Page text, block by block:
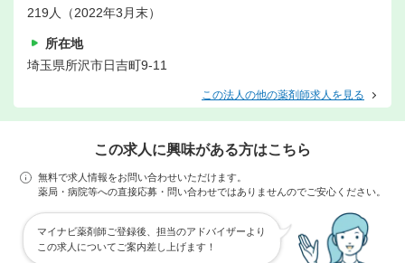
219人（2022年3月末）
所在地
埼玉県所沢市日吉町9-11
この法人の他の薬剤師求人を見る
この求人に興味がある方はこちら
無料で求人情報をお問い合わせいただけます。
薬局・病院等への直接応募・問い合わせではありませんのでご安心ください。
マイナビ薬剤師ご登録後、担当のアドバイザーより
この求人についてご案内差し上げます！